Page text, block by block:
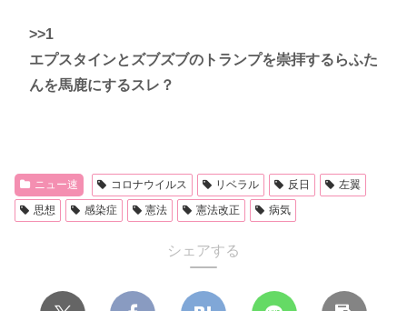
>>1
エプスタインとズブズブのトランプを崇拝するらふた
んを馬鹿にするスレ？
ニュー速 コロナウイルス リベラル 反日
左翼
思想
感染症 憲法 憲法改正 病気
シェアする